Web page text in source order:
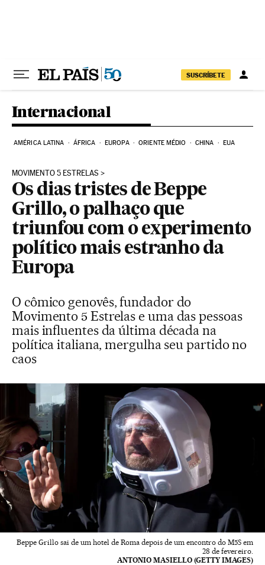
SUSCRÍBETE
Internacional
AMÉRICA LATINA ÁFRICA EUROPA ORIENTE MÉDIO CHINA EUA
MOVIMENTO 5 ESTRELAS
Os dias tristes de Beppe
Grillo, o palhaço que
triunfou com o experimento
político mais estranho da
Europa
O cômico genovês, fundador do
Movimento 5 Estrelas e uma das pessoas
mais influentes da última década na
política italiana, mergulha seu partido no
caos
Beppe Grillo sai de um hotel de Roma depois de um encontro do M5S em
28 de fevereiro.
ANTONIO MASIELLO (GETTY IMAGES)